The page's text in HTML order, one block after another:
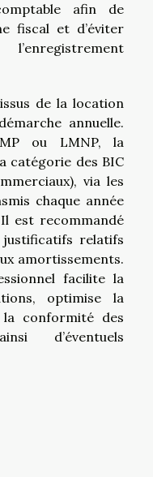
afin de
fiscal et d’éviter
de la location
annuelle.
ou LMNP, la
catégorie des BIC
via les
chaque année
est recommandé
relatifs
amortissements.
facilite la
optimise la
conformité des
d’éventuels